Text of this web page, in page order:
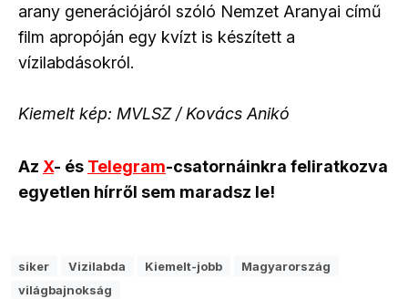
arany generációjáról szóló Nemzet Aranyai című
film apropóján egy kvízt is készített a
vízilabdásokról.
Kiemelt kép: MVLSZ / Kovács Anikó
Az X- és Telegram-csatornáinkra feliratkozva
egyetlen hírről sem maradsz le!
siker Vizilabda Kiemelt-jobb
Magyarország
világbajnokság